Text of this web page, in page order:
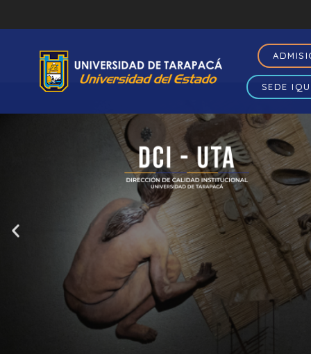
SEDE
Dirección
gestión y
análisis
coordinando
de los